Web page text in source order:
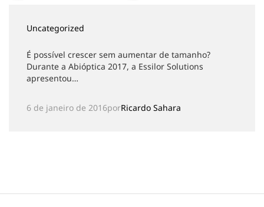
Uncategorized
É possível crescer sem aumentar de tamanho?
Durante a Abióptica 2017, a Essilor Solutions
apresentou…
6 de janeiro de 2016porRicardo Sahara